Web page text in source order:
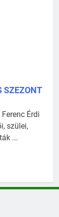
SZEZONT
Érdi
szülei,
...